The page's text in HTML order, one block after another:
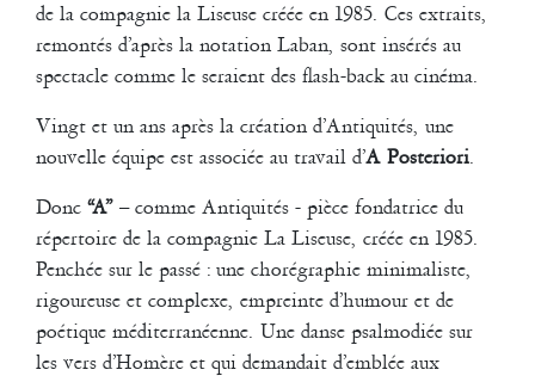
de la compagnie la Liseuse créée en 1985. Ces extraits,
remontés d’après la notation Laban, sont insérés au
spectacle comme le seraient des flash-back au cinéma.
Vingt et un ans après la création d’Antiquités, une
nouvelle équipe est associée au travail d’A Posteriori.
Donc “A” – comme Antiquités - pièce fondatrice du
répertoire de la compagnie La Liseuse, créée en 1985.
Penchée sur le passé : une chorégraphie minimaliste,
rigoureuse et complexe, empreinte d’humour et de
poétique méditerranéenne. Une danse psalmodiée sur
les vers d’Homère et qui demandait d’emblée aux